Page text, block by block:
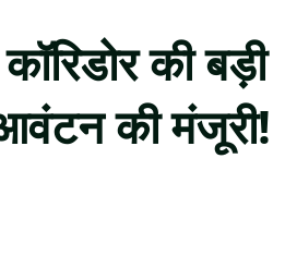
की बड़ी
की मंजूरी!